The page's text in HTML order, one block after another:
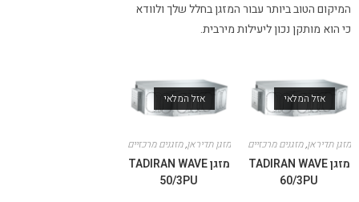
המיקום הטוב ביותר עבור המזגן בחלל שלך ולוודא
כי הוא מותקן נכון ליעילות מירבית.
אזל המלאי
מזגן תדיראן,מזגנים מרכזיים
מזגן TADIRAN WAVE
60/3PU
אזל המלאי
מזגן תדיראן,מזגנים מרכזיים
מזגן TADIRAN WAVE
50/3PU